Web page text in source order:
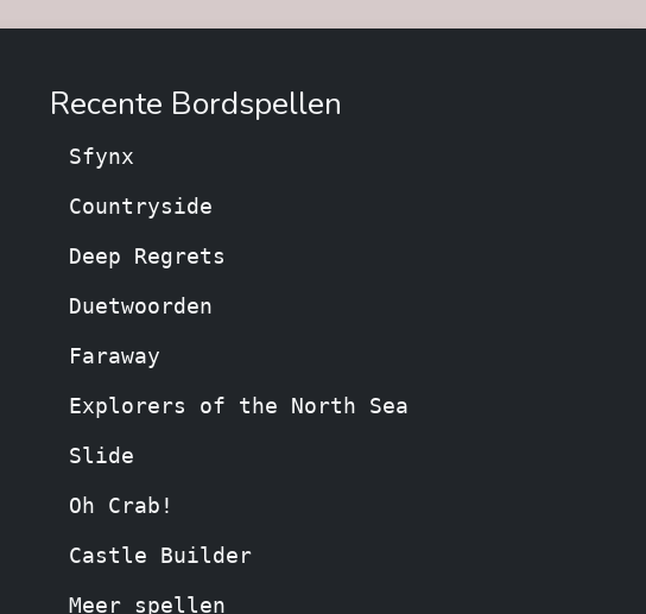
Recente Bordspellen
Sfynx
Countryside
Deep Regrets
Duetwoorden
Faraway
Explorers of the North Sea
Slide
Oh Crab!
Castle Builder
Meer spellen